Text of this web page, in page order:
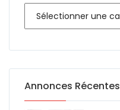
Annonces Récentes